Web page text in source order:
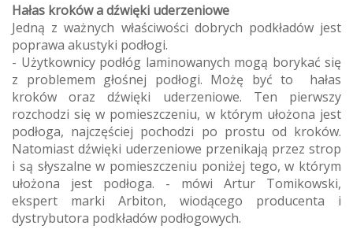
Hałas kroków a dźwięki uderzeniowe
Jedną z ważnych właściwości dobrych podkładów jest
poprawa akustyki podłogi.
- Użytkownicy podłóg laminowanych mogą borykać się
z problemem głośnej podłogi. Możę być to hałas
kroków oraz dźwięki uderzeniowe. Ten pierwszy
rozchodzi się w pomieszczeniu, w którym ułożona jest
podłoga, najczęściej pochodzi po prostu od kroków.
Natomiast dźwięki uderzeniowe przenikają przez strop
i są słyszalne w pomieszczeniu poniżej tego, w którym
ułożona jest podłoga. - mówi Artur Tomikowski,
ekspert marki Arbiton, wiodącego producenta i
dystrybutora podkładów podłogowych.